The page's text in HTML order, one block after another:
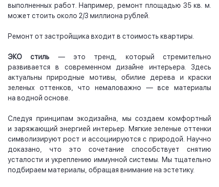
выполненных работ. Например, ремонт площадью 35 кв. м.
может стоить около 2/3 миллиона рублей.
Ремонт от застройщика входит в стоимость квартиры.
ЭКО стиль — это тренд, который стремительно
развивается в современном дизайне интерьера. Здесь
актуальны природные мотивы, обилие дерева и краски
зеленых оттенков, что немаловажно — все материалы
на водной основе.
Следуя принципам экодизайна, мы создаем комфортный
и заряжающий энергией интерьер. Мягкие зеленые оттенки
символизируют рост и ассоциируются с природой. Научно
доказано, что это сочетание способствует снятию
усталости и укреплению иммунной системы. Мы тщательно
подбираем материалы, обращая внимание на эстетику.